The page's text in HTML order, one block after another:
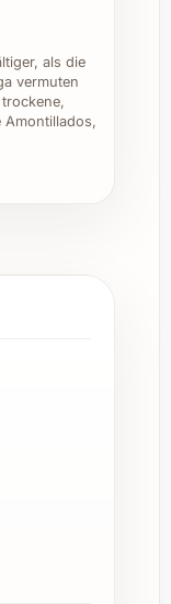
schaffen
und Tiefe
Wein, der
als die
vermuten
Amontillados,